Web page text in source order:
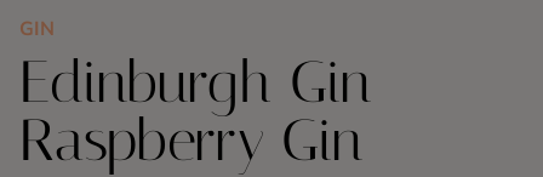
Likör
Rom
GIN
Edinburgh Gin
Raspberry Gin